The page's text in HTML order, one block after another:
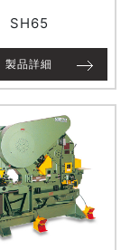
SH65
製品詳細